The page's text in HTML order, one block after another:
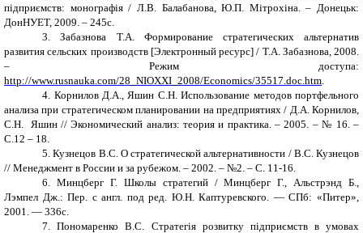
підприємств: монографія / Л.В. Балабанова, Ю.П. Мітрохіна. – Донецьк:
ДонНУЕТ, 2009. – 245с.
3.
Забазнова Т.А. Формирование стратегических альтернатив
развития сельских производств [Электронный ресурс] / Т.А. Забазнова, 2008.
– Режим доступа:
http://www.rusnauka.com/28_NIOXXI_2008/Economics/35517.doc.htm
4. Корнилов Д.А., Яшин С.Н. Использование методов портфельного
анализа при стратегическом планировании на предприятиях / Д.А. Корнилов,
С.Н. Яшин // Экономический анализ: теория и практика. – 2005. – № 16. –
С.12 – 18
5. Кузнецов В.С. О стратегической альтернативности / В.С. Кузнецов
// Менеджмент в России и за рубежом. – 2002. – №2. – С. 11-16.
6.
Минцберг Г. Школы стратегий / Минцберг Г., Альстрэнд Б.,
Лэмпел Дж.: Пер. с англ. под ред. Ю.Н. Каптуревского. —СПб: «Питер»,
2001. — 336с.
7.
Пономаренко В.С. Стратегія розвитку підприємств в умовах